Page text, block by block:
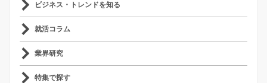
ビジネス・トレンドを知る
就活コラム
業界研究
特集で探す